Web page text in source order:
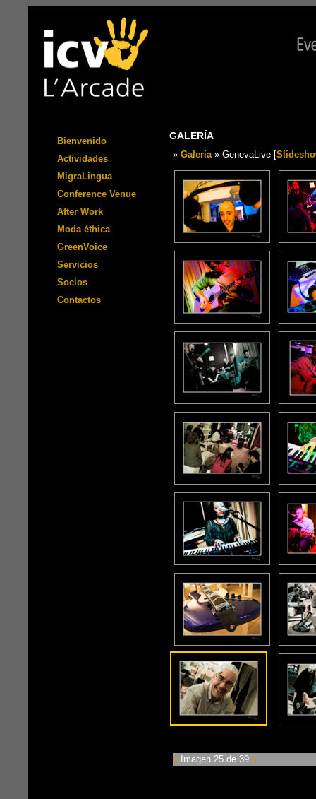
Bienvenido
Actividades
MigraLingua
Conference Venue
After Work
Moda éthica
GreenVoice
Servicios
Socios
Contactos
GALERÍA
» Galería» GenevaLive [
« Imagen 25 de 39 »